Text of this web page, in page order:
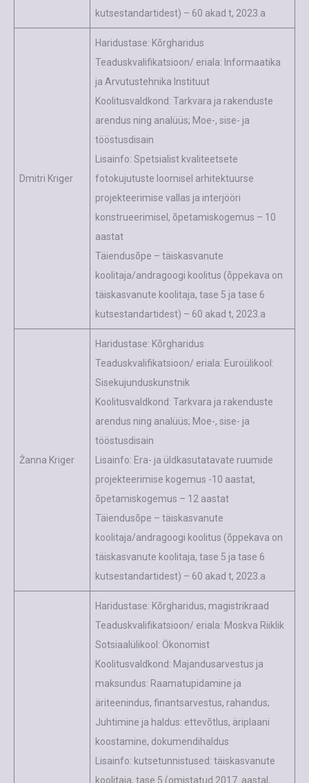
kutsestandartidest) – 60 akad t, 2023.a
Dmitri Kriger
Haridustase: Kõrgharidus
Teaduskvalifikatsioon/ eriala: Informaatika
ja Arvutustehnika Instituut
Koolitusvaldkond: Tarkvara ja rakenduste
arendus ning analüüs; Moe-, sise- ja
tööstusdisain
Lisainfo: Spetsialist kvaliteetsete
fotokujutuste loomisel arhitektuurse
projekteerimise vallas ja interjööri
konstrueerimisel, õpetamiskogemus – 10
aastat
Täiendusõpe – täiskasvanute
koolitaja/andragoogi koolitus (õppekava on
täiskasvanute koolitaja, tase 5 ja tase 6
kutsestandartidest) – 60 akad t, 2023.a
Žanna Kriger
Haridustase: Kõrgharidus
Teaduskvalifikatsioon/ eriala: Euroülikool:
Sisekujunduskunstnik
Koolitusvaldkond: Tarkvara ja rakenduste
arendus ning analüüs; Moe-, sise- ja
tööstusdisain
Lisainfo: Era- ja üldkasutatavate ruumide
projekteerimise kogemus -10 aastat,
õpetamiskogemus – 12 aastat
Täiendusõpe – täiskasvanute
koolitaja/andragoogi koolitus (õppekava on
täiskasvanute koolitaja, tase 5 ja tase 6
kutsestandartidest) – 60 akad t, 2023.a
Haridustase: Kõrgharidus, magistrikraad
Teaduskvalifikatsioon/ eriala: Moskva Riiklik
Sotsiaalülikool: Ökonomist
Koolitusvaldkond: Majandusarvestus ja
maksundus: Raamatupidamine ja
äriteenindus, finantsarvestus, rahandus;
Juhtimine ja haldus: ettevõtlus, äriplaani
koostamine, dokumendihaldus
Lisainfo: kutsetunnistused: täiskasvanute
koolitaja, tase 5 (omistatud 2017. aastal,